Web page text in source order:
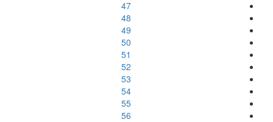
47
48
49
50
51
52
53
54
55
56